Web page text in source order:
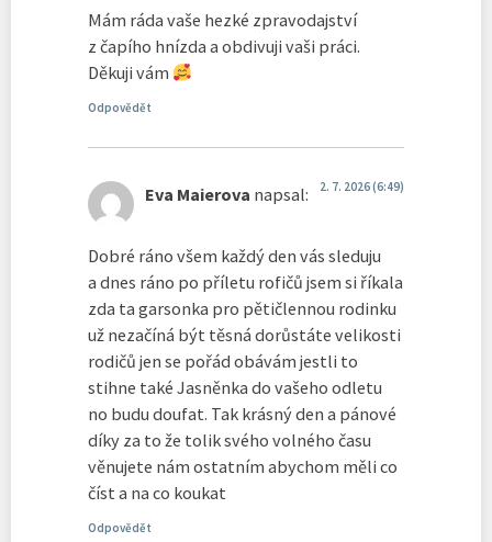
Mám ráda vaše hezké zpravodajství
z čapího hnízda a obdivuji vaši práci.
Děkuji vám
Odpovědět
Eva Maierova napsal: 2. 7. 2026 (6:49)
Dobré ráno všem každý den vás sleduju
a dnes ráno po příletu rofičů jsem si říkala
zda ta garsonka pro pětičlennou rodinku
už nezačíná být těsná dorůstáte velikosti
rodičů jen se pořád obávám jestli to
stihne také Jasněnka do vašeho odletu
no budu doufat. Tak krásný den a pánové
díky za to že tolik svého volného času
věnujete nám ostatním abychom měli co
číst a na co koukat
Odpovědět